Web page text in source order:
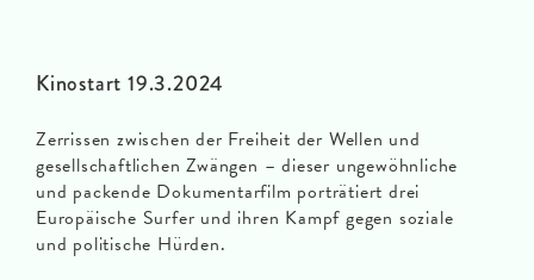
Kinostart 19.3.2024
Zerrissen zwischen der Freiheit der Wellen und
gesellschaftlichen Zwängen – dieser ungewöhnliche
und packende Dokumentarfilm porträtiert drei
Europäische Surfer und ihren Kampf gegen soziale
und politische Hürden.